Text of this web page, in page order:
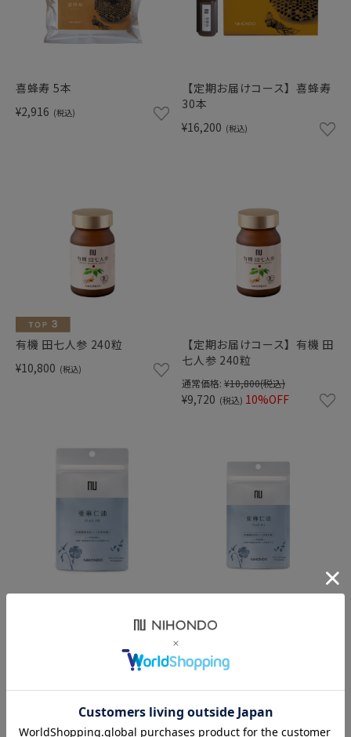
喜蜂寿 5本
¥2,916 (税込)
【定期お届けコース】喜蜂寿
30本
¥16,200 (税込)
有機 田七人参 240粒
¥10,800 (税込)
【定期お届けコース】有機 田
七人参 240粒
通常価格: ¥10,800(税込)
¥9,720 (税込) 10%OFF
油 60カプセル
通常価格:
¥2,624 (税込)